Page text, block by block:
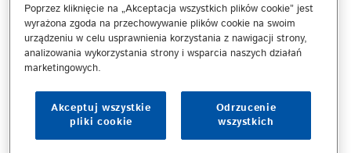
Poprzez kliknięcie na „Akceptacja wszystkich plików cookie” jest
wyrażona zgoda na przechowywanie plików cookie na swoim
urządzeniu w celu usprawnienia korzystania z nawigacji strony,
analizowania wykorzystania strony i wsparcia naszych działań
marketingowych.
Akceptuj wszystkie
pliki cookie
Odrzucenie
wszystkich